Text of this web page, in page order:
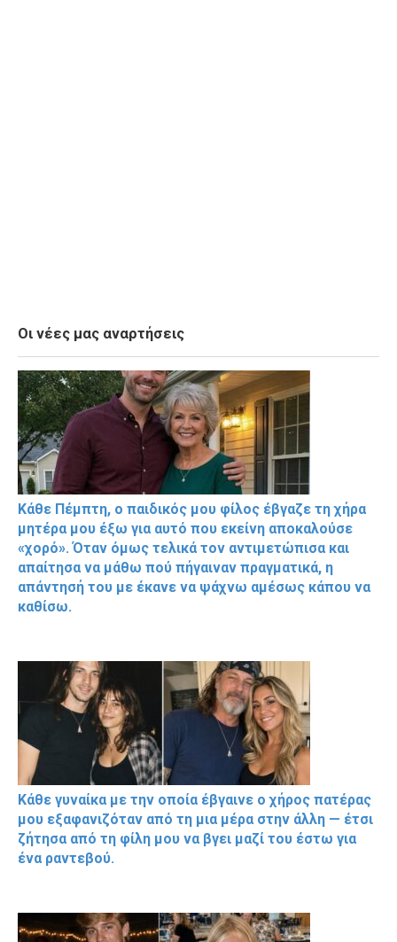
Οι νέες μας αναρτήσεις
Κάθε Πέμπτη, ο παιδικός μου φίλος έβγαζε τη χήρα
μητέρα μου έξω για αυτό που εκείνη αποκαλούσε
«χορό». Όταν όμως τελικά τον αντιμετώπισα και
απαίτησα να μάθω πού πήγαιναν πραγματικά, η
απάντησή του με έκανε να ψάχνω αμέσως κάπου να
καθίσω.
Κάθε γυναίκα με την οποία έβγαινε ο χήρος πατέρας
μου εξαφανιζόταν από τη μια μέρα στην άλλη — έτσι
ζήτησα από τη φίλη μου να βγει μαζί του έστω για
ένα ραντεβού.